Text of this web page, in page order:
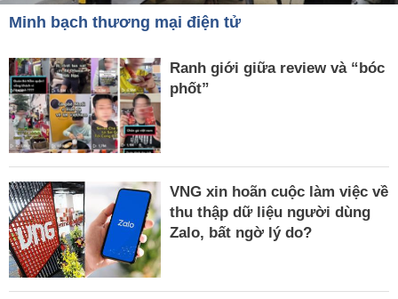
Minh bạch thương mại điện tử
Ranh giới giữa review và “bóc
phốt”
VNG xin hoãn cuộc làm việc về
thu thập dữ liệu người dùng
Zalo, bất ngờ lý do?